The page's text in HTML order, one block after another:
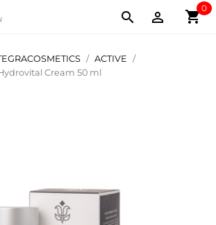
shopping_cart
0


ACTIVE
Cream 50 ml